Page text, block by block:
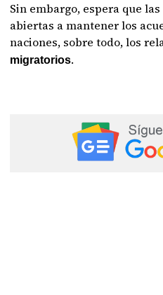
Sin embargo, espera que
abiertas a mantener los
naciones, sobre todo, los
migratorios.